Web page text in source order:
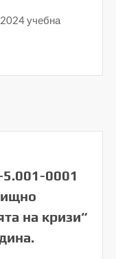
учебна
0001
на кризи“